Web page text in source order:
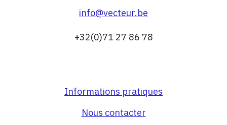
info@vecteur.be
+32(0)71 27 86 78
Informations pratiques
Nous contacter